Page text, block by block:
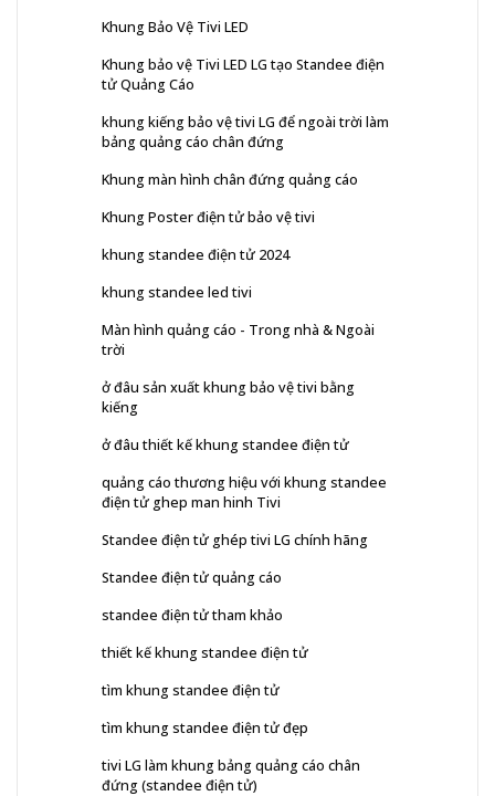
Khung Bảo Vệ Tivi LED
Khung bảo vệ Tivi LED LG tạo Standee điện
tử Quảng Cáo
khung kiếng bảo vệ tivi LG để ngoài trời làm
bảng quảng cáo chân đứng
Khung màn hình chân đứng quảng cáo
Khung Poster điện tử bảo vệ tivi
khung standee điện tử 2024
khung standee led tivi
Màn hình quảng cáo - Trong nhà & Ngoài
trời
ở đâu sản xuất khung bảo vệ tivi bằng
kiếng
ở đâu thiết kế khung standee điện tử
quảng cáo thương hiệu với khung standee
điện tử ghep man hinh Tivi
Standee điện tử ghép tivi LG chính hãng
Standee điện tử quảng cáo
standee điện tử tham khảo
thiết kế khung standee điện tử
tìm khung standee điện tử
tìm khung standee điện tử đẹp
tivi LG làm khung bảng quảng cáo chân
đứng (standee điện tử)